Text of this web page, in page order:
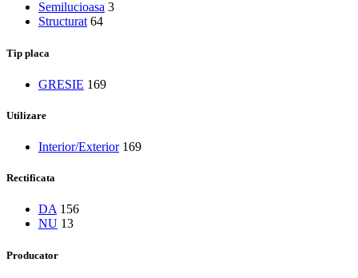
Semilucioasa 3
Structurat 64
Tip placa
GRESIE 169
Utilizare
Interior/Exterior 169
Rectificata
DA 156
NU 13
Producator